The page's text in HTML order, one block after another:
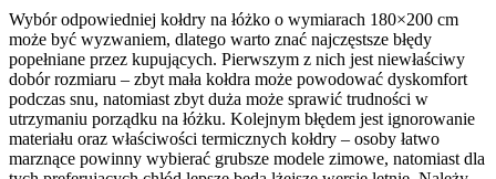
Wybór odpowiedniej kołdry na łóżko o wymiarach 180×200 cm
może być wyzwaniem, dlatego warto znać najczęstsze błędy
popełniane przez kupujących. Pierwszym z nich jest niewłaściwy
dobór rozmiaru – zbyt mała kołdra może powodować dyskomfort
podczas snu, natomiast zbyt duża może sprawić trudności w
utrzymaniu porządku na łóżku. Kolejnym błędem jest ignorowanie
materiału oraz właściwości termicznych kołdry – osoby łatwo
marznące powinny wybierać grubsze modele zimowe, natomiast dla